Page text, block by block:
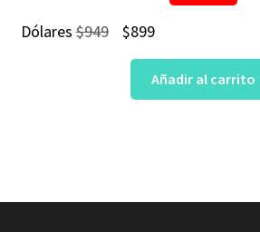
Dólares$949
El
precio
original
$899El
precio
actual
Añadir al carrito